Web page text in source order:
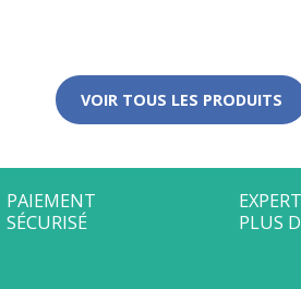
VOIR TOUS LES PRODUITS